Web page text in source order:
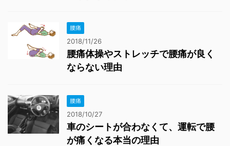
腰痛
2018/11/26
腰痛体操やストレッチで腰痛が良く
ならない理由
腰痛
2018/10/27
車のシートが合わなくて、運転で腰
が痛くなる本当の理由